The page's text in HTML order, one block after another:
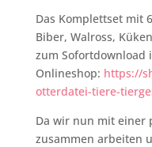
Das Komplettset mit
Biber, Walross,
zum Sofortdownload
Onlineshop: https://
otterdatei-tiere-
Da wir nun mit einer
zusammen arbeiten